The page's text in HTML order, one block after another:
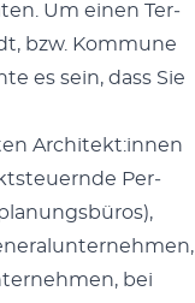
Um einen Ter­
bzw. Kom­mune
es sein, dass Sie
Architekt:innen
Per­
bei